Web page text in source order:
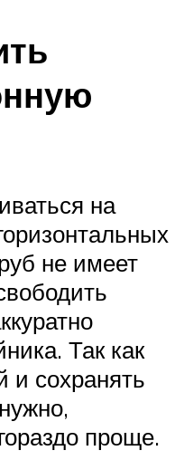
на
не имеет
Так как
и сохранять
проще.